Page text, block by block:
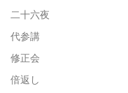
二十六夜
代参講
修正会
倍返し